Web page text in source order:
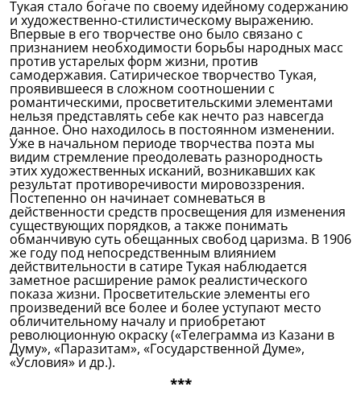
Тукая стало богаче по своему идейному содержанию
и художественно-стилистическому выражению.
Впервые в его творчестве оно было связано с
признанием необходимости борьбы народных масс
против устарелых форм жизни, против
самодержавия. Сатирическое творчество Тукая,
проявившееся в сложном соотношении с
романтическими, просветительскими элементами
нельзя представлять себе как нечто раз навсегда
данное. Оно находилось в постоянном изменении.
Уже в начальном периоде творчества поэта мы
видим стремление преодолевать разнородность
этих художественных исканий, возникавших как
результат противоречивости мировоззрения.
Постепенно он начинает сомневаться в
действенности средств просвещения для изменения
существующих порядков, а также понимать
обманчивую суть обещанных свобод царизма. В 1906
же году под непосредственным влиянием
действительности в сатире Тукая наблюдается
заметное расширение рамок реалистического
показа жизни. Просветительские элементы его
произведений все более и более уступают место
обличительному началу и приобретают
революционную окраску («Телеграмма из Казани в
Думу», «Паразитам», «Государственной Думе»,
«Условия» и др.).
***